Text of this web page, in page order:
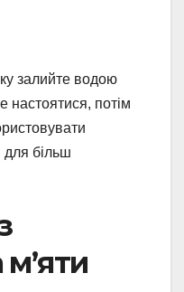
залийте водою
настоятися, потім
для більш